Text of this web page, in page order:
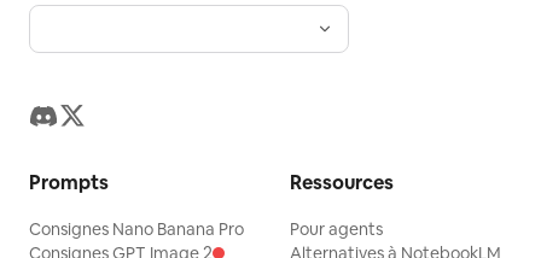
Prompts
Consignes Nano Banana Pro
Consignes GPT Image 2
Ressources
Pour agents
Alternatives à NotebookLM